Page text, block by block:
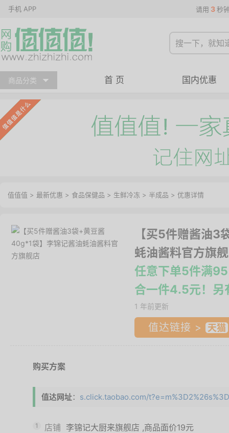
手机 APP 请用 3 秒
商品分类 首 页 国内优惠
值值值 > 最新优惠 > 食品保健品 > 生鲜冷冻 > 半成品 > 优惠详情
【买5件赠酱油
蚝油酱料官方旗
任意下单5件满
合一件4.5元！另
1 年前更新
值达链接 >
购买方案
值达网址： s.click.taobao.com/
1 店铺 李锦记大厨来旗舰店 ,商品面价19元